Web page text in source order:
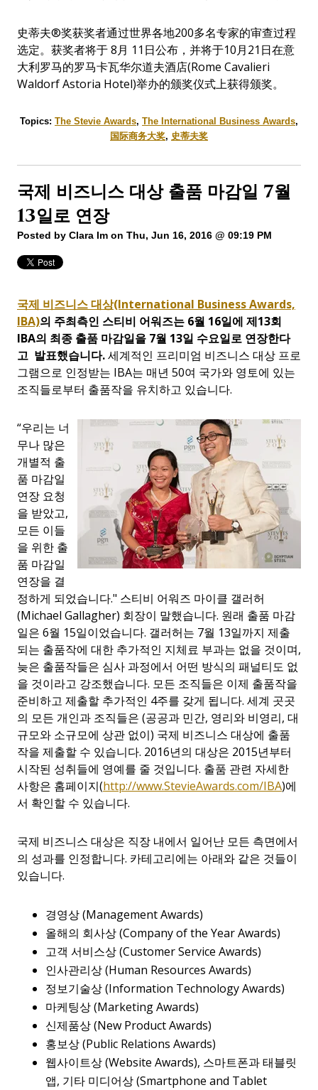
史蒂夫®奖获奖者通过世界各地200多名专家的审查过程
选定。获奖者将于 8月 11日公布，并将于10月21日在意
大利罗马的罗马卡瓦华尔道夫酒店(Rome Cavalieri
Waldorf Astoria Hotel)举办的颁奖仪式上获得颁奖。
Topics: The Stevie Awards, The International Business Awards,
国际商务大奖, 史蒂夫奖
국제 비즈니스 대상 출품 마감일 7월
13일로 연장
Posted by Clara Im on Thu, Jun 16, 2016 @ 09:19 PM
국제 비즈니스 대상(International Business Awards,
IBA)의 주최측인 스티비 어워즈는 6월 16일에 제13회
IBA의 최종 출품 마감일을 7월 13일 수요일로 연장한다
고 발표했습니다.세계적인 프리미엄 비즈니스 대상 프로
그램으로 인정받는 IBA는 매년 50여 국가와 영토에 있는
조직들로부터 출품작을 유치하고 있습니다.
“우리는 너
무나 많은
개별적 출
품 마감일
연장 요청
을 받았고,
모든 이들
을 위한 출
품 마감일
연장을 결
정하게 되었습니다." 스티비 어워즈 마이클 갤러허
(Michael Gallagher) 회장이 말했습니다. 원래 출품 마감
일은 6월 15일이었습니다. 갤러허는 7월 13일까지 제출
되는 출품작에 대한 추가적인 지체료 부과는 없을 것이며,
늦은 출품작들은 심사 과정에서 어떤 방식의 패널티도 없
을 것이라고 강조했습니다. 모든 조직들은 이제 출품작을
준비하고 제출할 추가적인 4주를 갖게 됩니다. 세계 곳곳
의 모든 개인과 조직들은 (공공과 민간, 영리와 비영리, 대
규모와 소규모에 상관 없이) 국제 비즈니스 대상에 출품
작을 제출할 수 있습니다. 2016년의 대상은 2015년부터
시작된 성취들에 영예를 줄 것입니다. 출품 관련 자세한
사항은 홈페이지(http://www.StevieAwards.com/IBA)에
서 확인할 수 있습니다.
국제 비즈니스 대상은 직장 내에서 일어난 모든 측면에서
의 성과를 인정합니다. 카테고리에는 아래와 같은 것들이
있습니다.
경영상(Management Awards)
올해의 회사상(Company of the Year Awards)
고객 서비스상(Customer Service Awards)
인사관리상(Human Resources Awards)
정보기술상(Information Technology Awards)
마케팅상(Marketing Awards)
신제품상(New Product Awards)
홍보상(Public Relations Awards)
웹사이트상(Website Awards), 스마트폰과 태블릿
앱, 기타 미디어상(Smartphone and Tablet